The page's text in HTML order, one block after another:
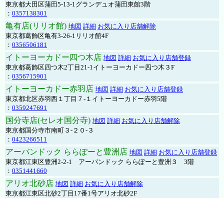
東京都大田区蒲田5-13-1グランデュオ蒲田東館3階
： 0357138301
亀有店(リリオ館) 地図 詳細 お気に入り店舗解除
東京都葛飾区亀有3-26-1リリオ館4F
： 0356506181
イトーヨーカドー四つ木店 地図 詳細 お気に入り店舗登録
東京都葛飾区四つ木2丁目21-1イトーヨーカドー四つ木３F
： 0356715901
イトーヨーカドー赤羽店 地図 詳細 お気に入り店舗登録
東京都北区赤羽西１丁目７-１イトーヨーカドー赤羽5階
： 0359247691
国分寺店(セレオ国分寺) 地図 詳細 お気に入り店舗解除
東京都国分寺市南町３-２０-３
： 0423266511
アーバンドック ららぽーと豊洲店 地図 詳細 お気に入り店舗登録
東京都江東区豊洲2-2-1 アーバンドック ららぽーと豊洲３ 3階
： 0351441660
アリオ北砂店 地図 詳細 お気に入り店舗解除
東京都江東区北砂2丁目17番1号アリオ北砂2F